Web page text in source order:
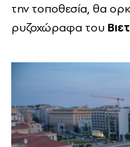
την τοποθεσία, θα
ρυζοχώραφα του